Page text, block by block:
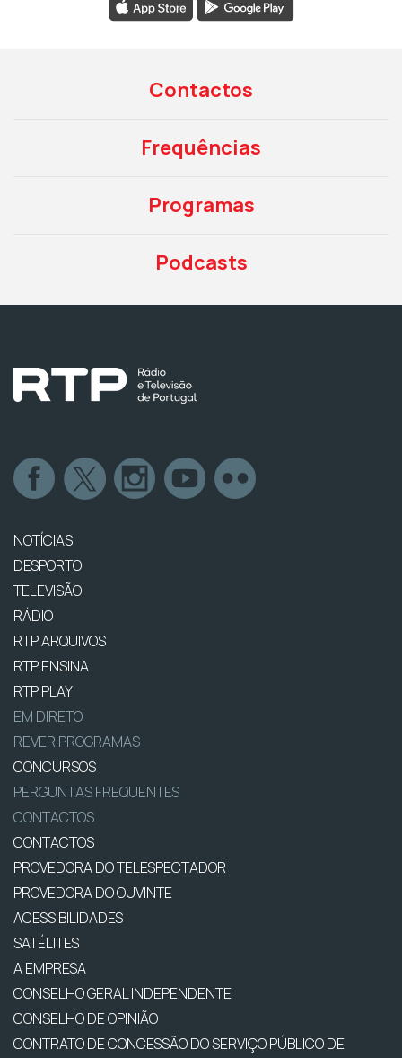
Contactos
Frequências
Programas
Podcasts
NOTÍCIAS
DESPORTO
TELEVISÃO
RÁDIO
RTP ARQUIVOS
RTP ENSINA
RTP PLAY
EM DIRETO
REVER PROGRAMAS
CONCURSOS
PERGUNTAS FREQUENTES
CONTACTOS
CONTACTOS
PROVEDORA DO TELESPECTADOR
PROVEDORA DO OUVINTE
ACESSIBILIDADES
SATÉLITES
A EMPRESA
CONSELHO GERAL INDEPENDENTE
CONSELHO DE OPINIÃO
CONTRATO DE CONCESSÃO DO SERVIÇO PÚBLICO DE